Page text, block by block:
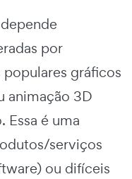
por
gráficos
animação 3D
Essa é uma
serviços
ou difíceis